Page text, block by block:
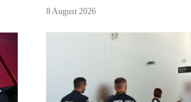
8 August 2026